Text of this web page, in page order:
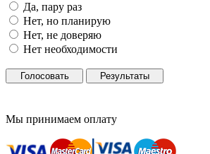
Да, пару раз
Нет, но планирую
Нет, не доверяю
Нет необходимости
Голосовать Результаты
Мы принимаем оплату